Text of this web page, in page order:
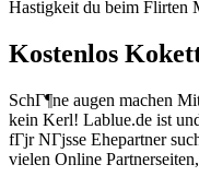
Hastigkeit du beim Flirten
Kostenlos
SchГ¶ne augen machen
kein Kerl! Lablue.de ist
fГјr NГјsse Ehepartner
vielen Online